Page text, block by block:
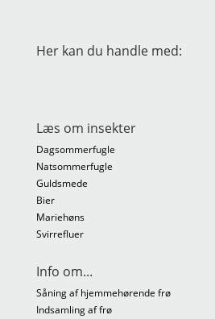
Her kan du handle med:
Læs om insekter
Dagsommerfugle
Natsommerfugle
Guldsmede
Bier
Mariehøns
Svirrefluer
Info om...
Såning af hjemmehørende frø
Indsamling af frø